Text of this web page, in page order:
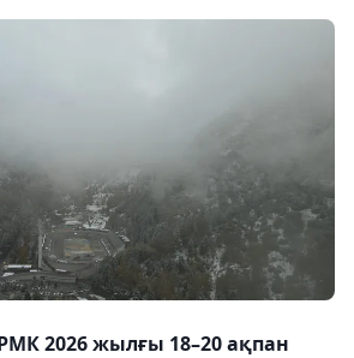
2026 жылғы 18–20 ақпан